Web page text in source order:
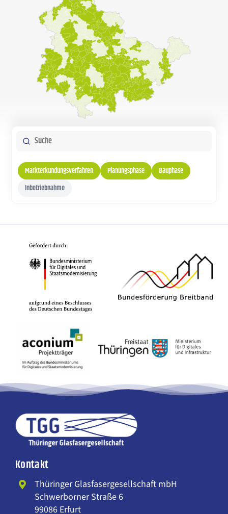
Kontakt
Thüringer Glasfasergesellschaft mbH
Schwerborner Straße 6
99086 Erfurt